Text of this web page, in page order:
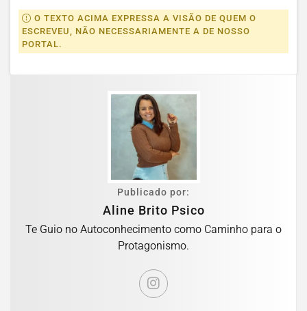
O TEXTO ACIMA EXPRESSA A VISÃO DE QUEM O
ESCREVEU, NÃO NECESSARIAMENTE A DE NOSSO
PORTAL.
Publicado por:
Aline Brito Psico
Te Guio no Autoconhecimento como Caminho para o
Protagonismo.